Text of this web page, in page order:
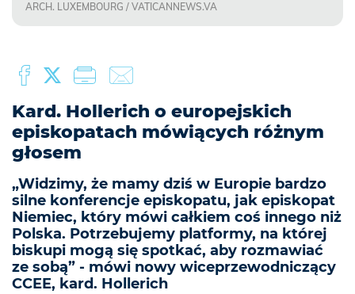
ARCH. LUXEMBOURG / VATICANNEWS.VA
Kard. Hollerich o europejskich
episkopatach mówiących różnym
głosem
„Widzimy, że mamy dziś w Europie bardzo
silne konferencje episkopatu, jak episkopat
Niemiec, który mówi całkiem coś innego niż
Polska. Potrzebujemy platformy, na której
biskupi mogą się spotkać, aby rozmawiać
ze sobą” - mówi nowy wiceprzewodniczący
CCEE, kard. Hollerich